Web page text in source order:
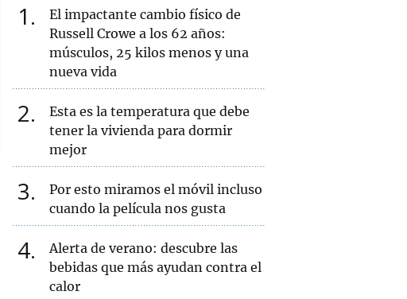
1
El impactante cambio físico de
Russell Crowe a los 62 años:
músculos, 25 kilos menos y una
nueva vida
2
Esta es la temperatura que debe
tener la vivienda para dormir
mejor
3
Por esto miramos el móvil incluso
cuando la película nos gusta
4
Alerta de verano: descubre las
bebidas que más ayudan contra el
calor